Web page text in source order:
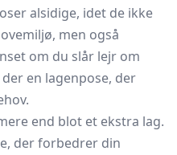
alsidige, idet de ikke
men også
om du slår lejr om
en lagenpose, der
end blot et ekstra lag.
der forbedrer din